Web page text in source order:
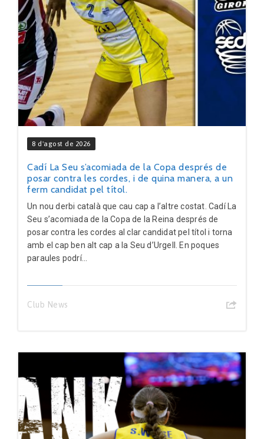
8 d'agost de 2026
Cadí La Seu s’acomiada de la Copa després de
posar contra les cordes, i de quina manera, a un
ferm candidat pel títol.
Un nou derbi català que cau cap a l’altre costat. Cadí La
Seu s’acomiada de la Copa de la Reina després de
posar contra les cordes al clar candidat pel títol i torna
amb el cap ben alt cap a la Seu d’Urgell. En poques
paraules podrí...
Club News